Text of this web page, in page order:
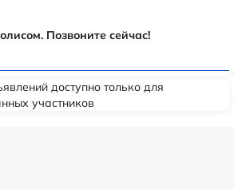
Позвоните сейчас!
доступно только для
участников